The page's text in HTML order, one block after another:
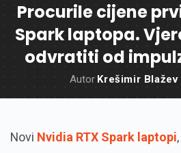
Procurile cijene
Spark laptopa.
odvratiti od
Autor Krešimir Blažev
Novi Nvidia RTX Spark laptopi